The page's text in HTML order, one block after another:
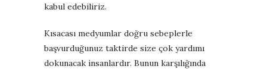
kabul edebiliriz.
Kısacası medyumlar doğru sebeplerle
başvurduğunuz taktirde size çok yardımı
dokunacak insanlardır. Bunun karşılığında